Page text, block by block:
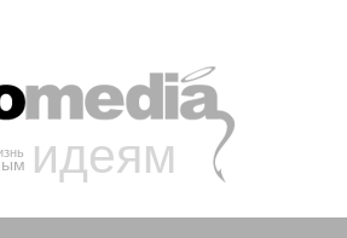
идеям